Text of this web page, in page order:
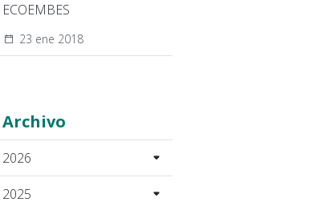
ECOEMBES
23 ene 2018
Archivo
2026
2025